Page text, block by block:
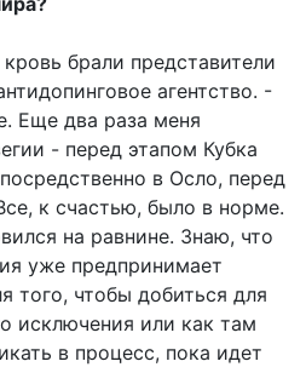
брали представители
агентство. -
Еще два раза меня
- перед этапом Кубка
в Осло, перед
к счастью, было в норме.
на равнине. Знаю, что
уже предпринимает
того, чтобы добиться для
исключения или как там
в процесс, пока идет